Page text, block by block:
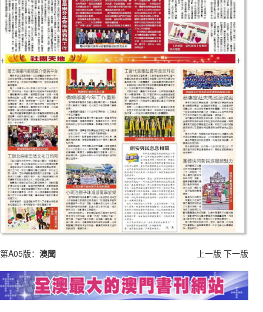
第A05版： 澳聞 上一版 下一版